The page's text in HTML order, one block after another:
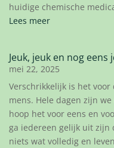
huidige chemische
Lees meer
Jeuk, jeuk en nog eens
mei 22, 2025
Verschrikkelijk is het
mens. Hele dagen zijn
hoop het voor eens en
ga iedereen gelijk uit zijn
niets wat volledig en